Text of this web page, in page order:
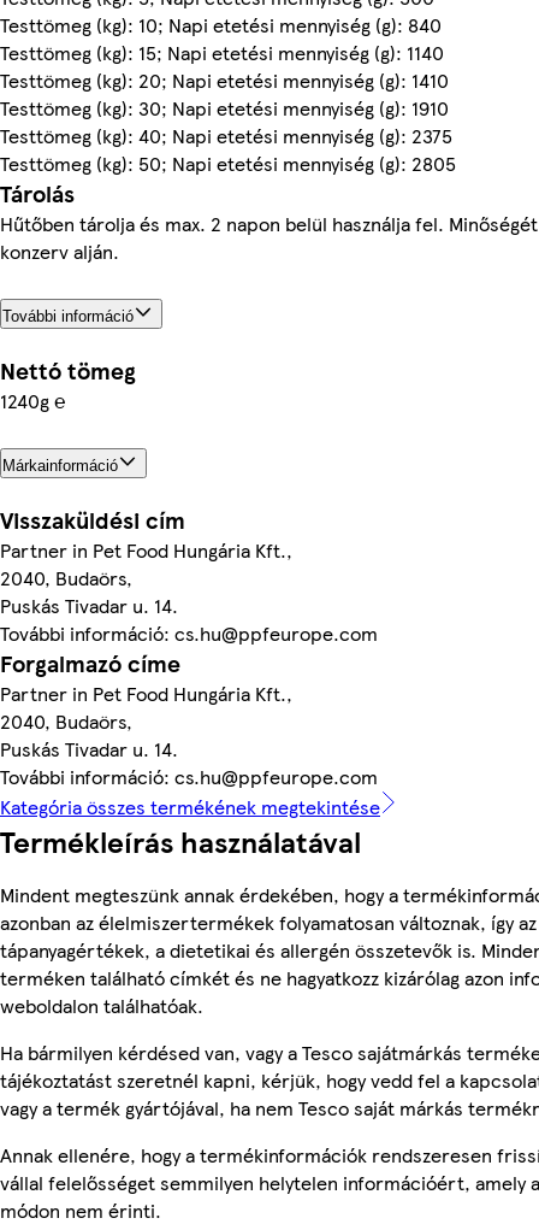
Testtömeg (kg): 10; Napi etetési mennyiség (g): 840
Testtömeg (kg): 15; Napi etetési mennyiség (g): 1140
Testtömeg (kg): 20; Napi etetési mennyiség (g): 1410
Testtömeg (kg): 30; Napi etetési mennyiség (g): 1910
Testtömeg (kg): 40; Napi etetési mennyiség (g): 2375
Testtömeg (kg): 50; Napi etetési mennyiség (g): 2805
Tárolás
Hűtőben tárolja és max. 2 napon belül használja fel.
konzerv alján.
További információ
Nettó tömeg
1240g ℮
Márkainformáció
Visszaküldési cím
Partner in Pet Food Hungária Kft.,
2040, Budaörs,
Puskás Tivadar u. 14.
További információ: cs.hu@ppfeurope.com
Forgalmazó címe
Partner in Pet Food Hungária Kft.,
2040, Budaörs,
Puskás Tivadar u. 14.
További információ: cs.hu@ppfeurope.com
Kategória összes termékének megtekintése
Termékleírás használatával
Mindent megteszünk annak érdekében, hogy a
azonban az élelmiszertermékek folyamatosan változnak, így
tápanyagértékek, a dietetikai és allergén összetevők is.
terméken található címkét és ne hagyatkozz kizárólag azon
weboldalon találhatóak.
Ha bármilyen kérdésed van, vagy a Tesco sajátmárkás
tájékoztatást szeretnél kapni, kérjük, hogy vedd fel a
vagy a termék gyártójával, ha nem Tesco saját márkás
Annak ellenére, hogy a termékinformációk rendszeresen
vállal felelősséget semmilyen helytelen információért, amely
módon nem érinti.